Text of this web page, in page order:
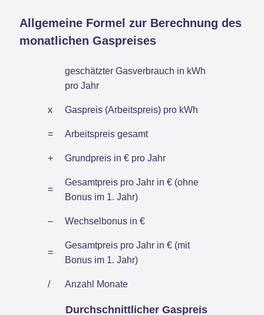
Allgemeine Formel zur Berechnung des
monatlichen Gaspreises
geschätzter Gasverbrauch in kWh
pro Jahr
x Gaspreis (Arbeitspreis) pro kWh
= Arbeitspreis gesamt
+ Grundpreis in € pro Jahr
=
Gesamtpreis pro Jahr in € (ohne
Bonus im 1. Jahr)
– Wechselbonus in €
=
Gesamtpreis pro Jahr in € (mit
Bonus im 1. Jahr)
/ Anzahl Monate
Durchschnittlicher Gaspreis